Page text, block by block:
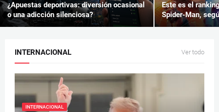
¿Apuestas deportivas: diversión ocasional
o una adicción silenciosa?
Este es el
Spider-Man,
INTERNACIONAL Ver todo
INTERNACIONAL